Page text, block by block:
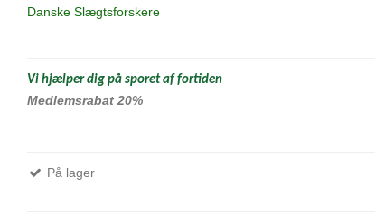
Danske Slægtsforskere
Vi hjælper dig på sporet af fortiden
Medlemsrabat 20%
På lager